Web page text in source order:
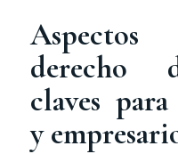
derecho
claves
y